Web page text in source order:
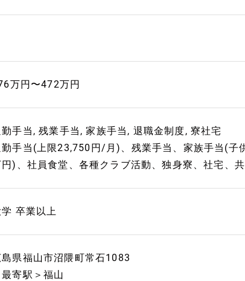
万円〜472万円
手当, 残業手当, 家族手当, 退職金制度, 寮社宅
勤手当(上限23,750円/月)、残業手当、家族手当(子
円)、社員食堂、各種クラブ活動、独身寮、社宅、
卒業以上
島県福山市沼隈町常石1083
寄駅＞福山